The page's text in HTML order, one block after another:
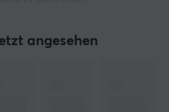
angesehen